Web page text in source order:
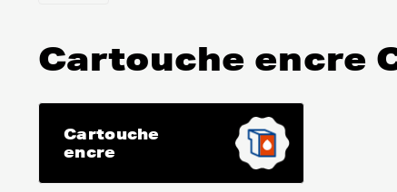
Cartouche encre
Cartouche
encre